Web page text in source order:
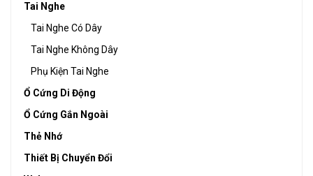
Tai Nghe
Tai Nghe Có Dây
Tai Nghe Không Dây
Phụ Kiện Tai Nghe
Ổ Cứng Di Động
Ổ Cứng Gắn Ngoài
Thẻ Nhớ
Thiết Bị Chuyển Đổi